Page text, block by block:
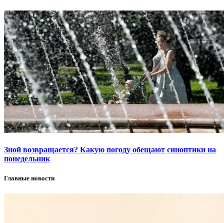
Зной возвращается? Какую погоду обещают синоптики на
понедельник
Главные новости